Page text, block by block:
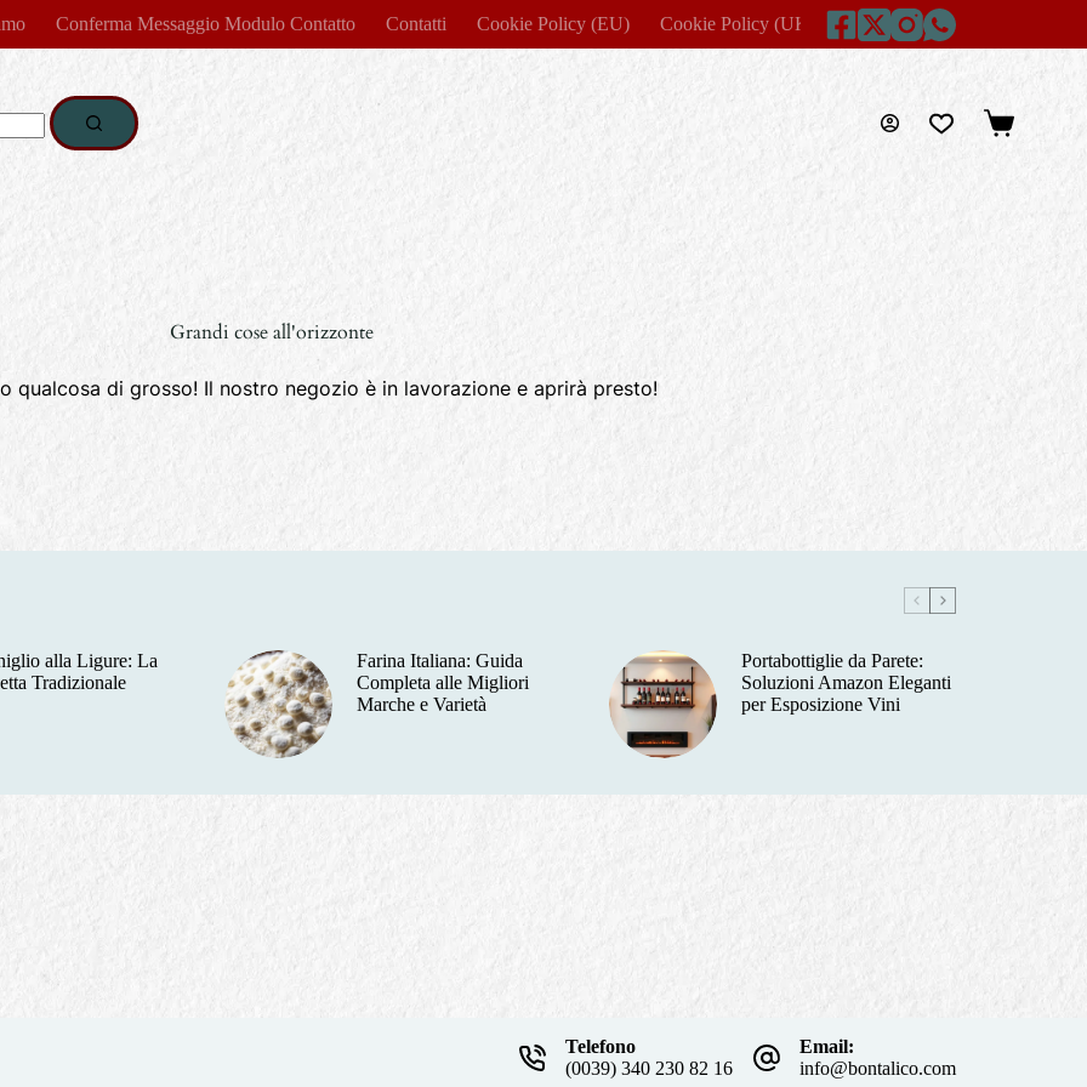
Conferma Messaggio Modulo Contatto Contatti Cookie Policy (EU) Cookie Policy (UK) Disclaimer
Carrello
Grandi cose all'orizzonte
qualcosa di grosso! Il nostro negozio è in lavorazione e aprirà presto!
alla Ligure: La
Tradizionale
Farina Italiana: Guida
Completa alle Migliori
Marche e Varietà
Portabottiglie da Parete:
Soluzioni Amazon Eleganti
per Esposizione Vini
Telefono
(0039) 340 230 82 16
Email:
info@bontalico.com